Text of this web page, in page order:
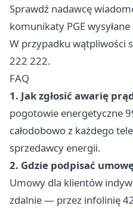
Sprawdź nadawcę
komunikaty PGE
W przypadku wątpliwości
222 222.
FAQ
1. Jak zgłosić awarię
pogotowie energetyczne
całodobowo z każdego
sprzedawcy energii.
2. Gdzie podpisać
Umowy dla klientów
zdalnie — przez infolinię